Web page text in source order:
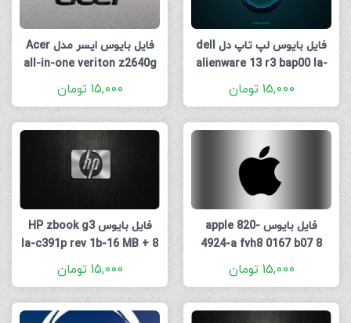
فایل بایوس لپ تاپ دل dell
alienware 13 r3 bap00 la-
d581p rev-1.0 16 mb
15,000 تومان
فایل بایوس ایسر مدل Acer
all-in-one veriton z2640g
8 mb15,000 تومان
فایل بایوس apple 820-
4924-a fvh8 0167 b07 8
mb.zip15,000 تومان
فایل بایوس HP zbook g3
la-c391p rev 1b-16 MB + 8
MB15,000 تومان